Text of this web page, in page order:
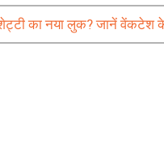
का नया लुक? जानें वेंकटेश